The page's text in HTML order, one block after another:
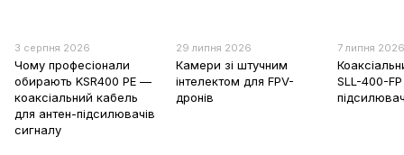
3 серпня 2026
Чому професіонали
обирають KSR400 PE —
коаксіальний кабель
для антен-підсилювачів
сигналу
29 липня 2026
Камери зі штучним
інтелектом для FPV-
дронів
7 липня
SLL-400-